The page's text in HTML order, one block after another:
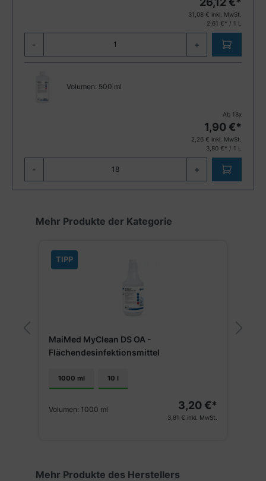
31,08 € inkl. MwSt.
2,61 €* / 1 L
- +
Volumen: 500 ml
Ab 18x
1,90 €*
2,26 € inkl. MwSt.
3,80 €* / 1 L
- +
Produktgalerie überspringen
Mehr Produkte der Kategorie
TIPP
MaiMed MyClean DS OA -
Flächendesinfektionsmittel
1000 ml 10 l
Volumen: 1000 ml 3,20 €*
3,81 € inkl. MwSt.
Produktgalerie überspringen
Mehr Produkte des Herstellers